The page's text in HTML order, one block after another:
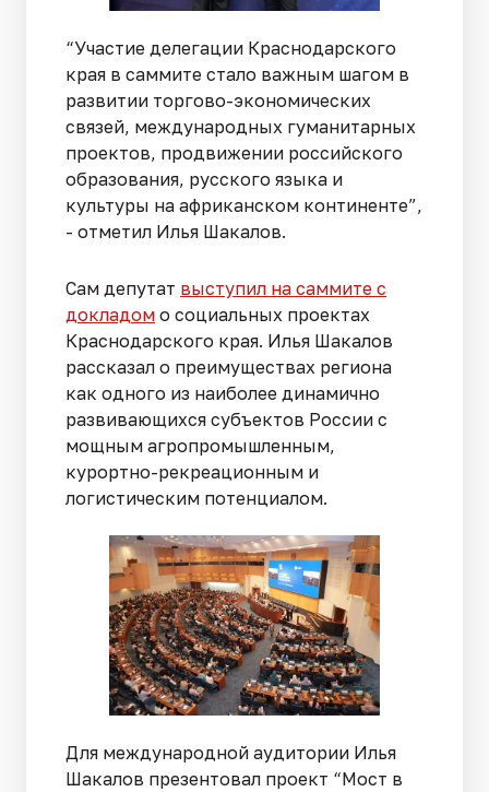
“Участие делегации Краснодарского
края в саммите стало важным шагом в
развитии торгово-экономических
связей, международных гуманитарных
проектов, продвижении российского
образования, русского языка и
культуры на африканском континенте”,
- отметил Илья Шакалов.
Сам депутат выступил на саммите с
докладом о социальных проектах
Краснодарского края. Илья Шакалов
рассказал о преимуществах региона
как одного из наиболее динамично
развивающихся субъектов России с
мощным агропромышленным,
курортно-рекреационным и
логистическим потенциалом.
Для международной аудитории Илья
Шакалов презентовал проект “Мост в